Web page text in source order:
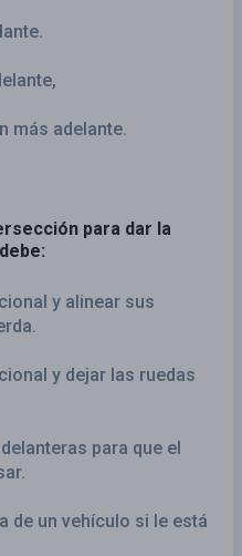
más adelante.
para dar la
y alinear sus
y dejar las ruedas
para que el
de un vehículo si le está